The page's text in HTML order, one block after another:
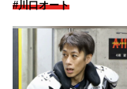
#川口オート